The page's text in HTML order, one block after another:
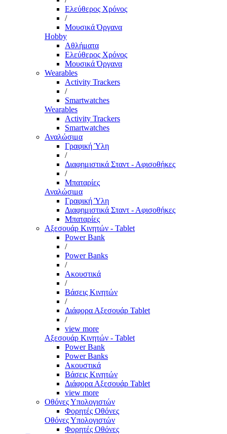
Ελεύθερος Χρόνος
/
Μουσικά Όργανα
Hobby
Αθλήματα
Ελεύθερος Χρόνος
Μουσικά Όργανα
Wearables
Activity Trackers
/
Smartwatches
Wearables
Activity Trackers
Smartwatches
Αναλώσιμα
Γραφική Ύλη
/
Διαφημιστικά Σταντ - Αφισοθήκες
/
Μπαταρίες
Αναλώσιμα
Γραφική Ύλη
Διαφημιστικά Σταντ - Αφισοθήκες
Μπαταρίες
Αξεσουάρ Κινητών - Tablet
Power Bank
/
Power Banks
/
Ακουστικά
/
Βάσεις Κινητών
/
Διάφορα Αξεσουάρ Tablet
/
view more
Αξεσουάρ Κινητών - Tablet
Power Bank
Power Banks
Ακουστικά
Βάσεις Κινητών
Διάφορα Αξεσουάρ Tablet
view more
Οθόνες Υπολογιστών
Φορητές Οθόνες
Οθόνες Υπολογιστών
Φορητές Οθόνες